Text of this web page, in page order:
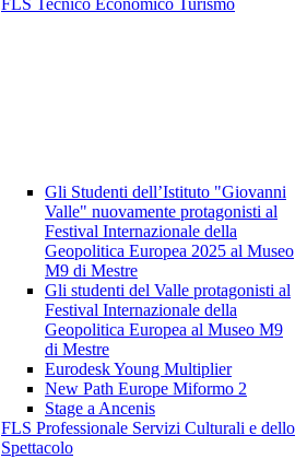
FLS Tecnico Economico Turismo
Gli Studenti dell’Istituto "Giovanni
Valle" nuovamente protagonisti al
Festival Internazionale della
Geopolitica Europea 2025 al Museo
M9 di Mestre
Gli studenti del Valle protagonisti al
Festival Internazionale della
Geopolitica Europea al Museo M9
di Mestre
Eurodesk Young Multiplier
New Path Europe Miformo 2
Stage a Ancenis
FLS Professionale Servizi Culturali e dello
Spettacolo